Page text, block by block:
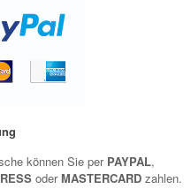
können Sie per PAYPAL,
oderMASTERCARD zahlen.